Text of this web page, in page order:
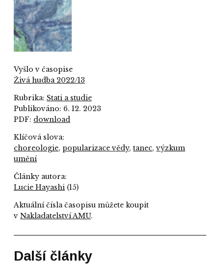
Vyšlo v časopise
Živá hudba 2022/13
Rubrika: Stati a studie
Publikováno: 6. 12. 2023
PDF: download
Klíčová slova:
choreologie, popularizace vědy, tanec,výzkum
umění
Články autora:
Lucie Hayashi (15)
Aktuální čísla časopisu můžete koupit
v Nakladatelství AMU.
Další články